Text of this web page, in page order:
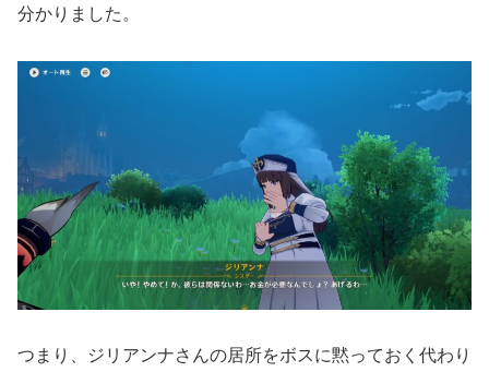
分かりました。
つまり、ジリアンナさんの居所をボスに黙っておく代わり